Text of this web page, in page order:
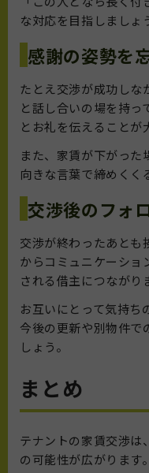
な対応を目指しましょ
感謝の姿勢を
たとえ交渉が成功しな
と話し合いの場を持っ
とお礼を伝えることが
また、家賃が下がっ
向きな言葉で締めくく
交渉後のフォ
交渉が終わったあとも
からコミュニケーショ
される借主につながり
お互いにとって気持ち
今後の更新や別物件で
しょう。
まとめ
テナントの家賃交渉は
の可能性が広がります。